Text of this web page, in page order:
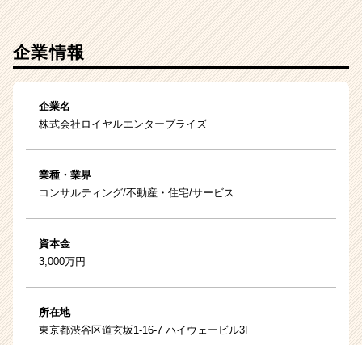
企業情報
企業名
株式会社ロイヤルエンタープライズ
業種・業界
コンサルティング/不動産・住宅/サービス
資本金
3,000万円
所在地
東京都渋谷区道玄坂1-16-7 ハイウェービル3F